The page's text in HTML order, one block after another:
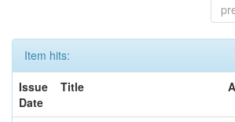
Item hits:
Issue
Date
Title